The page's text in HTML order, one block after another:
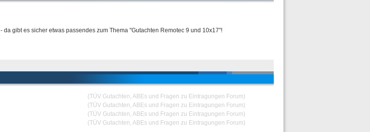
- da gibt es sicher etwas passendes zum Thema "Gutachten Remotec 9 und 10x17"!
(TÜV Gutachten, ABEs und Fragen zu Eintragungen Forum)
(TÜV Gutachten, ABEs und Fragen zu Eintragungen Forum)
(TÜV Gutachten, ABEs und Fragen zu Eintragungen Forum)
(TÜV Gutachten, ABEs und Fragen zu Eintragungen Forum)